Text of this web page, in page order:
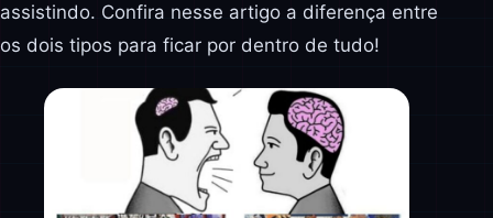
assistindo. Confira nesse artigo a diferença entre
os dois tipos para ficar por dentro de tudo!